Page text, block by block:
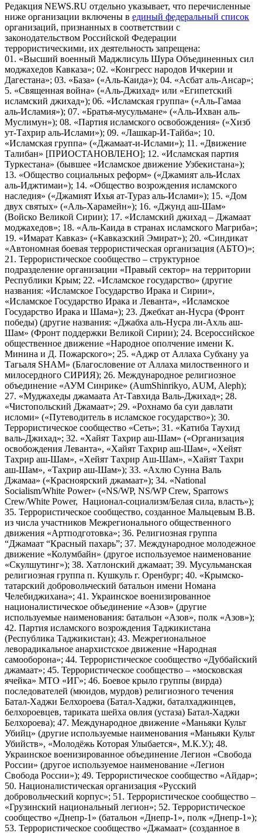
Редакция NEWS.RU отдельно указывает, что перечисленные
ниже организации включены в единый федеральный список
организаций, признанных в соответствии с
законодательством Российской Федерации
террористическими, их деятельность запрещена:
01. «Высший военный Маджлисуль Шура Объединенных сил
моджахедов Кавказа»; 02. «Конгресс народов Ичкерии и
Дагестана»; 03. «База» («Аль-Каида»); 04. «Асбат аль-Ансар»;
5. «Священная война» («Аль-Джихад» или «Египетский
исламский джихад»); 06. «Исламская группа» («Аль-Гамаа
аль-Исламия»); 07. «Братья-мусульмане» («Аль-Ихван аль-
Муслимун»); 08. «Партия исламского освобождения» («Хизб
ут-Тахрир аль-Ислами»); 09. «Лашкар-И-Тайба»; 10.
«Исламская группа» («Джамаат-и-Ислами»); 11. «Движение
Талибан» [ПРИОСТАНОВЛЕНО]; 12. «Исламская партия
Туркестана» (бывшее «Исламское движение Узбекистана»);
13. «Общество социальных реформ» («Джамият аль-Ислах
аль-Иджтимаи»); 14. «Общество возрождения исламского
наследия» («Джамият Ихья ат-Тураз аль-Ислами»); 15. «Дом
двух святых» («Аль-Харамейн»); 16. «Джунд аш-Шам»
(Войско Великой Сирии); 17. «Исламский джихад – Джамаат
моджахедов»; 18. «Аль-Каида в странах исламского Магриба»;
19. «Имарат Кавказ» («Кавказский Эмират»); 20. «Синдикат
«Автономная боевая террористическая организация (АБТО)»;
21. Террористическое сообщество – структурное
подразделение организации «Правый сектор» на территории
Республики Крым; 22. «Исламское государство» (другие
названия: «Исламское Государство Ирака и Сирии»,
«Исламское Государство Ирака и Леванта», «Исламское
Государство Ирака и Шама»); 23. Джебхат ан-Нусра (Фронт
победы) (другие названия: «Джабха аль-Нусра ли-Ахль аш-
Шам» (Фронт поддержки Великой Сирии); 24. Всероссийское
общественное движение «Народное ополчение имени К.
Минина и Д. Пожарского»; 25. «Аджр от Аллаха Субхану уа
Тагьаля SHAM» (Благословение от Аллаха милоственного и
милосердного СИРИЯ); 26. Международное религиозное
объединение «АУМ Синрике» (AumShinrikyo, AUM, Aleph);
27. «Муджахеды джамаата Ат-Тавхида Валь-Джихад»; 28.
«Чистопольский Джамаат»; 29. «Рохнамо ба суи давлати
исломи» («Путеводитель в исламское государство»); 30.
Террористическое сообщество «Сеть»; 31. «Катиба Таухид
валь-Джихад»; 32. «Хайят Тахрир аш-Шам» («Организация
освобождения Леванта», «Хайят Тахрир аш-Шам», «Хейят
Тахрир аш-Шам», «Хейят Тахрир Аш-Шам», «Хайят Тахри
аш-Шам», «Тахрир аш-Шам»); 33. «Ахлю Сунна Валь
Джамаа» («Красноярский джамаат»); 34. «National
Socialism/White Power» («NS/WP, NS/WP Crew, Sparrows
Crew/White Power, Национал-социализм/Белая сила, власть»);
35. Террористическое сообщество, созданное Мальцевым В.В.
из числа участников Межрегионального общественного
движения «Артподготовка»; 36. Религиозная группа
“Джамаат “Красный пахарь”; 37. Международное молодежное
движение «Колумбайн» (другое используемое наименование
«Скулшутинг»); 38. Хатлонский джамаат; 39. Мусульманская
религиозная группа п. Кушкуль г. Оренбург; 40. «Крымско-
татарский добровольческий батальон имени Номана
Челебиджихана»; 41. Украинское военизированное
националистическое объединение «Азов» (другие
используемые наименования: батальон «Азов», полк «Азов»);
42. Партия исламского возрождения Таджикистана
(Республика Таджикистан); 43. Межрегиональное
леворадикальное анархистское движение «Народная
самооборона»; 44. Террористическое сообщество «Дуббайский
джамаат»; 45. Террористическое сообщество – «московская
ячейка» МТО «ИГ»; 46. Боевое крыло группы (вирда)
последователей (мюидов, мурдов) религиозного течения
Батал-Хаджи Белхороева (Батал-Хаджи, баталхаджинцев,
белхороевцев, тариката шейха овлия (устаза) Батал-Хаджи
Белхороева); 47. Международное движение «Маньяки Культ
Убийц» (другие используемые наименования «Маньяки Культ
Убийств», «Молодёжь Которая Улыбается», М.К.У.); 48.
Украинское военизированное объединение Легион «Свобода
России» (другое используемое наименование «Легион
Свобода России»); 49. Террористическое сообщество «Айдар»;
50. Националистическая организация «Русский
добровольческий корпус»; 51. Террористическое сообщество –
«Грузинский национальный легион»; 52. Террористическое
сообщество «Днепр-1» (батальон «Днепр-1», полк «Днепр-1»);
53. Террористическое сообщество «Джамаат» (созданное в